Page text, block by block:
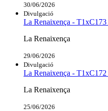
30/06/2026
Divulgació
La Renaixença -
La Renaixença
29/06/2026
Divulgació
La Renaixença -
La Renaixença
25/06/2026